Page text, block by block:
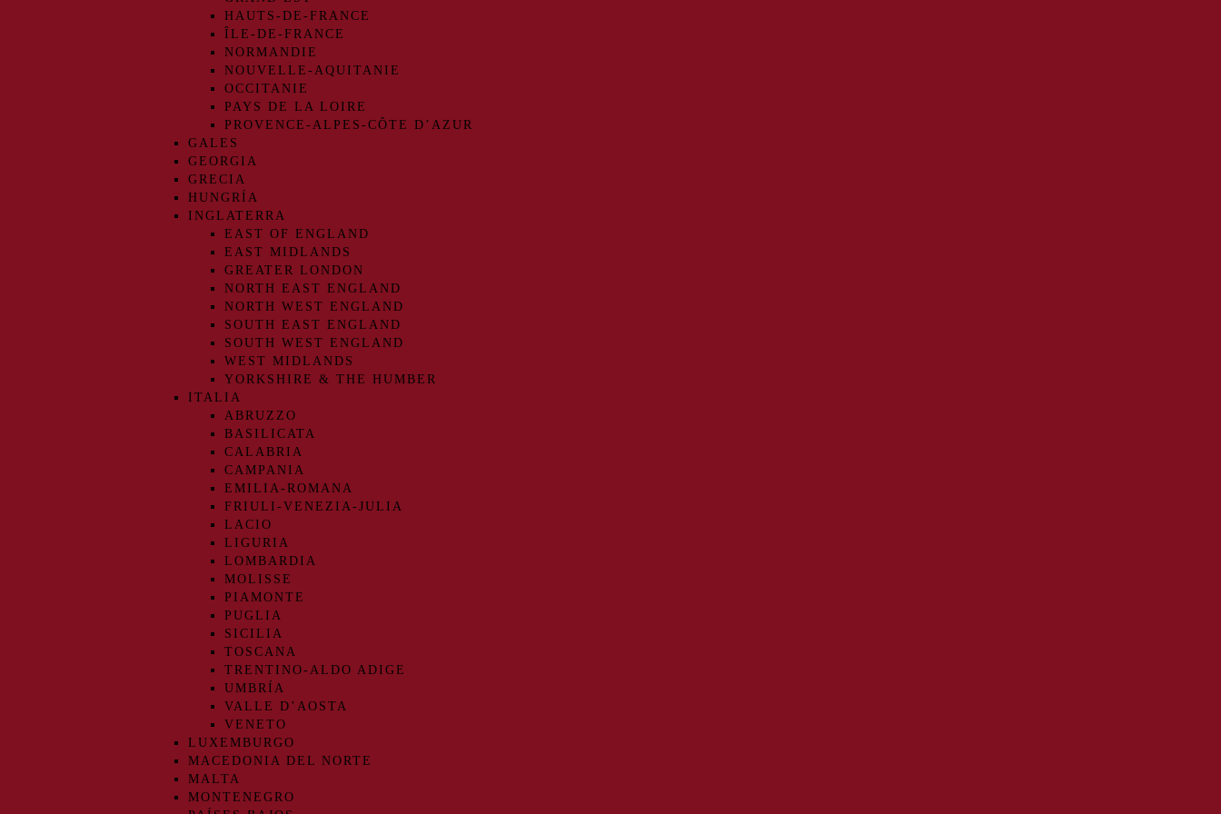
HAUTS-DE-FRANCE
ÎLE-DE-FRANCE
NORMANDIE
NOUVELLE-AQUITANIE
OCCITANIE
PAYS DE LA LOIRE
PROVENCE-ALPES-CÔTE D’AZUR
GALES
GEORGIA
GRECIA
HUNGRÍA
INGLATERRA
EAST OF ENGLAND
EAST MIDLANDS
GREATER LONDON
NORTH EAST ENGLAND
NORTH WEST ENGLAND
SOUTH EAST ENGLAND
SOUTH WEST ENGLAND
WEST MIDLANDS
YORKSHIRE & THE HUMBER
ITALIA
ABRUZZO
BASILICATA
CALABRIA
CAMPANIA
EMILIA-ROMANA
FRIULI-VENEZIA-JULIA
LACIO
LIGURIA
LOMBARDIA
MOLISSE
PIAMONTE
PUGLIA
SICILIA
TOSCANA
TRENTINO-ALDO ADIGE
UMBRÍA
VALLE D’AOSTA
VENETO
LUXEMBURGO
MACEDONIA DEL NORTE
MALTA
MONTENEGRO